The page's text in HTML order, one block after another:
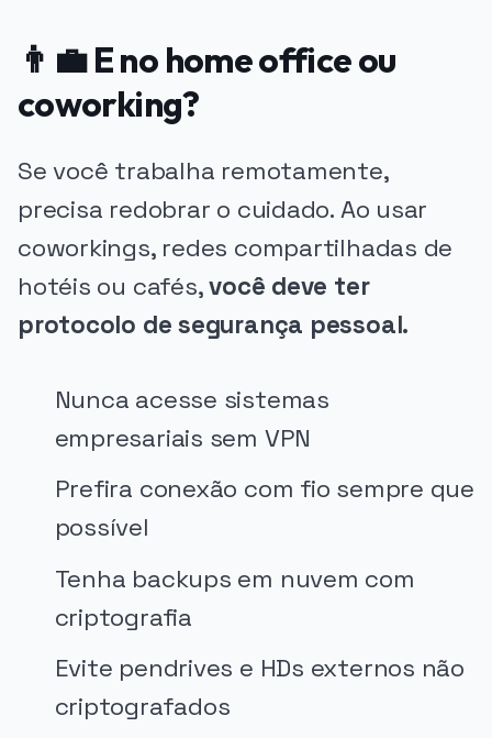
👨‍💼 E no home office ou
coworking?
Se você trabalha remotamente,
precisa redobrar o cuidado. Ao usar
coworkings, redes compartilhadas de
hotéis ou cafés,você deve ter
protocolo de segurança pessoal.
Nunca acesse sistemas
empresariais sem VPN
Prefira conexão com fio sempre que
possível
Tenha backups em nuvem com
criptografia
Evite pendrives e HDs externos não
criptografados